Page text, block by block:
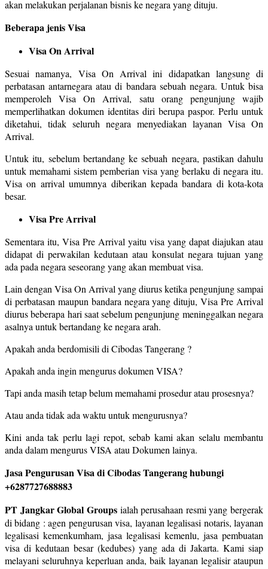
akan melakukan perjalanan bisnis ke negara yang dituju.
Beberapa jenis Visa
Visa On Arrival
Sesuai namanya, Visa On Arrival ini didapatkan langsung di
perbatasan antarnegara atau di bandara sebuah negara. Untuk bisa
memperoleh Visa On Arrival, satu orang pengunjung wajib
memperlihatkan dokumen identitas diri berupa paspor. Perlu untuk
diketahui, tidak seluruh negara menyediakan layanan Visa On
Arrival.
Untuk itu, sebelum bertandang ke sebuah negara, pastikan dahulu
untuk memahami sistem pemberian visa yang berlaku di negara itu.
Visa on arrival umumnya diberikan kepada bandara di kota-kota
besar.
Visa Pre Arrival
Sementara itu, Visa Pre Arrival yaitu visa yang dapat diajukan atau
didapat di perwakilan kedutaan atau konsulat negara tujuan yang
ada pada negara seseorang yang akan membuat visa.
Lain dengan Visa On Arrival yang diurus ketika pengunjung sampai
di perbatasan maupun bandara negara yang dituju, Visa Pre Arrival
diurus beberapa hari saat sebelum pengunjung meninggalkan negara
asalnya untuk bertandang ke negara arah.
Apakah anda berdomisili di Cibodas Tangerang ?
Apakah anda ingin mengurus dokumen VISA?
Tapi anda masih tetap belum memahami prosedur atau prosesnya?
Atau anda tidak ada waktu untuk mengurusnya?
Kini anda tak perlu lagi repot, sebab kami akan selalu membantu
anda dalam mengurus VISA atau Dokumen lainya.
Jasa Pengurusan Visa di Cibodas Tangerang hubungi
+6287727688883
PT Jangkar Global Groupsialah perusahaan resmi yang bergerak
di bidang : agen pengurusan visa, layanan legalisasi notaris, layanan
legalisasi kemenkumham, jasa legalisasi kemenlu, jasa pembuatan
visa di kedutaan besar (kedubes) yang ada di Jakarta. Kami siap
melayani seluruhnya keperluan anda, baik layanan legalisir ataupun